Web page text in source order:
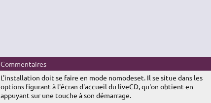
Commentaires
L'installation doit se faire en mode nomodeset. Il se situe dans les
options figurant à l'écran d'accueil du liveCD, qu'on obtient en
appuyant sur une touche à son démarrage.